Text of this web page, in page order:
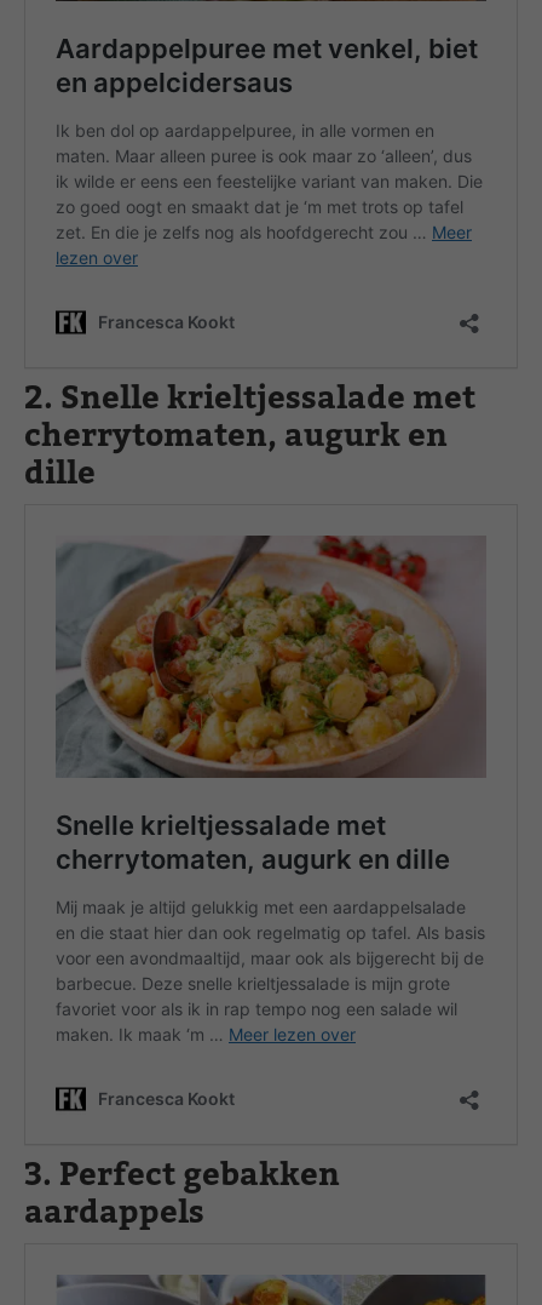
2. Snelle krieltjessalade met
cherrytomaten, augurk en
dille
3. Perfect gebakken
aardappels